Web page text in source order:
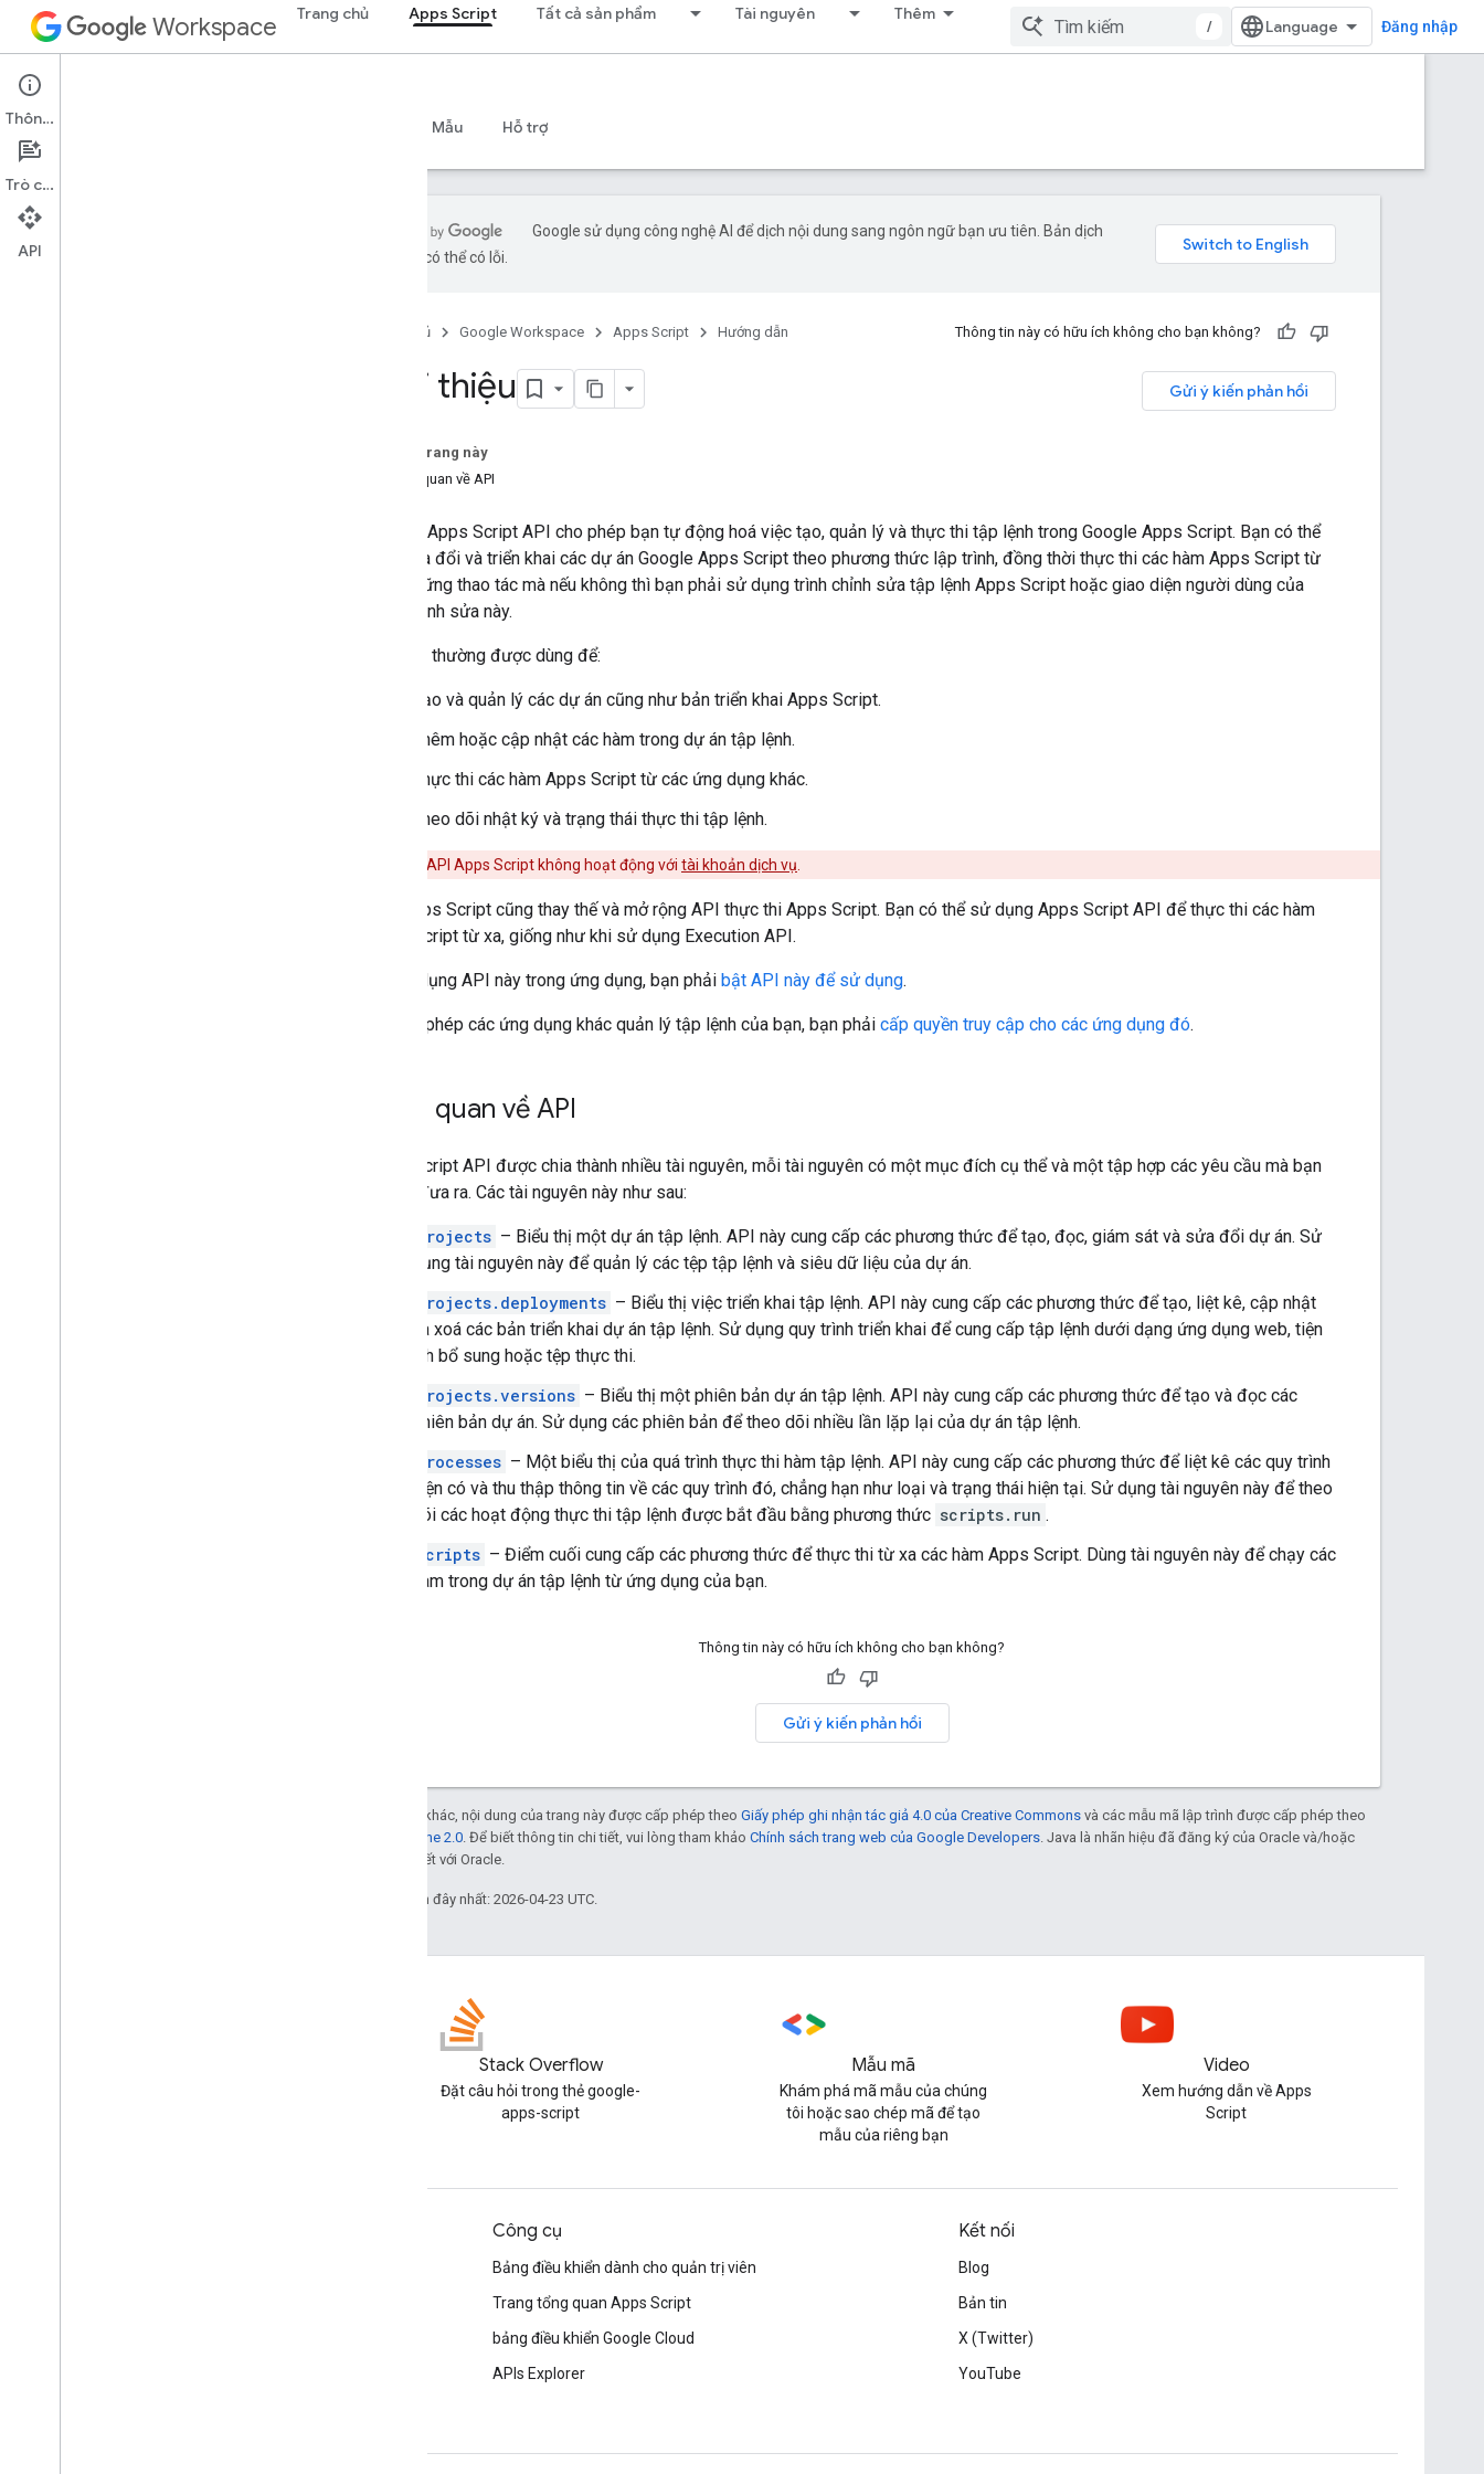
Workspace Trang chủ Apps Script Tất cả sản phẩm Tài nguyên Thêm
/ Đăng nhập
Apps Script
Tổng quan Mẫu Hỗ trợ
Google sử dụng công nghệ AI để dịch nội dung sang ngôn ngữ bạn ưu tiên. Bản dịch
bằng AI có thể có lỗi.
Trang chủ Google Workspace Apps Script Hướng dẫn Thông tin này có hữu ích không cho bạn không?
Gửi ý kiến phản hồi
Giới thiệu
Trên trang này
Tổng quan về API
Google Apps Script API cho phép bạn tự động hoá việc tạo, quản lý và thực thi tập lệnh trong Google Apps Script. Bạn có thể
tạo, sửa đổi và triển khai các dự án Google Apps Script theo phương thức lập trình, đồng thời thực thi các hàm Apps Script từ
xa – những thao tác mà nếu không thì bạn phải sử dụng trình chỉnh sửa tập lệnh Apps Script hoặc giao diện người dùng của
trình chỉnh sửa này.
API này thường được dùng để:
Tạo và quản lý các dự án cũng như bản triển khai Apps Script.
Thêm hoặc cập nhật các hàm trong dự án tập lệnh.
Thực thi các hàm Apps Script từ các ứng dụng khác.
Theo dõi nhật ký và trạng thái thực thi tập lệnh.
API Apps Script không hoạt động với tài khoản dịch vụ
API Apps Script cũng thay thế và mở rộng API thực thi Apps Script. Bạn có thể sử dụng Apps Script API để thực thi các hàm
Apps Script từ xa, giống như khi sử dụng Execution API.
Để sử dụng API này trong ứng dụng, bạn phải bật API này để sử dụng.
Để cho phép các ứng dụng khác quản lý tập lệnh của bạn, bạn phải cấp quyền truy cập cho các ứng dụng đó.
Tổng quan về API
Apps Script API được chia thành nhiều tài nguyên, mỗi tài nguyên có một mục đích cụ thể và một tập hợp các yêu cầu mà bạn
có thể đưa ra. Các tài nguyên này như sau:
projects – Biểu thị một dự án tập lệnh. API này cung cấp các phương thức để tạo, đọc, giám sát và sửa đổi dự án. Sử
dụng tài nguyên này để quản lý các tệp tập lệnh và siêu dữ liệu của dự án.
projects.deployments – Biểu thị việc triển khai tập lệnh. API này cung cấp các phương thức để tạo, liệt kê, cập nhật
và xoá các bản triển khai dự án tập lệnh. Sử dụng quy trình triển khai để cung cấp tập lệnh dưới dạng ứng dụng web, tiện
ích bổ sung hoặc tệp thực thi.
projects.versions – Biểu thị một phiên bản dự án tập lệnh. API này cung cấp các phương thức để tạo và đọc các
phiên bản dự án. Sử dụng các phiên bản để theo dõi nhiều lần lặp lại của dự án tập lệnh.
processes – Một biểu thị của quá trình thực thi hàm tập lệnh. API này cung cấp các phương thức để liệt kê các quy trình
hiện có và thu thập thông tin về các quy trình đó, chẳng hạn như loại và trạng thái hiện tại. Sử dụng tài nguyên này để theo
dõi các hoạt động thực thi tập lệnh được bắt đầu bằng phương thức scripts.run .
scripts – Điểm cuối cung cấp các phương thức để thực thi từ xa các hàm Apps Script. Dùng tài nguyên này để chạy các
hàm trong dự án tập lệnh từ ứng dụng của bạn.
Thông tin này có hữu ích không cho bạn không?
Gửi ý kiến phản hồi
Trừ phi có lưu ý khác, nội dung của trang này được cấp phép theo Giấy phép ghi nhận tác giả 4.0 của Creative Commons và các mẫu mã lập trình được cấp phép theo
Giấy phép Apache 2.0 . Để biết thông tin chi tiết, vui lòng tham khảo Chính sách trang web của Google Developers . Java là nhãn hiệu đã đăng ký của Oracle và/hoặc
các đơn vị liên kết với Oracle.
Cập nhật lần gần đây nhất: 2026-04-23 UTC.
Stack Overflow
Đặt câu hỏi trong thẻ google-
apps-script
Mẫu mã
Khám phá mã mẫu của chúng
tôi hoặc sao chép mã để tạo
mẫu của riêng bạn
Video
Xem hướng dẫn về Apps
Script
Công cụ
Bảng điều khiển dành cho quản trị viên
Trang tổng quan Apps Script
bảng điều khiển Google Cloud
APIs Explorer
Kết nối
Blog
Bản tin
X (Twitter)
YouTube
Thông tin
Trò chuyện
API